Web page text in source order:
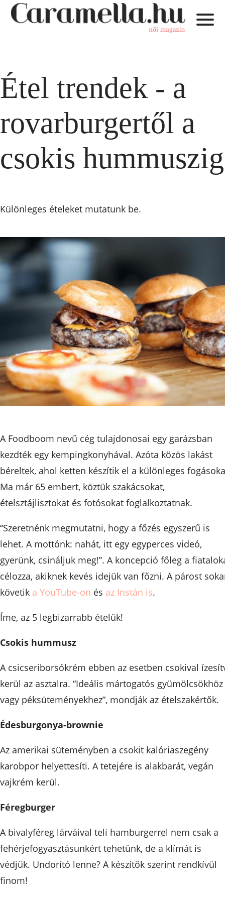
Étel trendek - a
rovarburgertől a
csokis hummuszig
Különleges ételeket mutatunk be.
A Foodboom nevű cég tulajdonosai egy garázsban
kezdték egy kempingkonyhával. Azóta közös lakást
béreltek, ahol ketten készítik el a különleges
Ma már 65 embert, köztük szakácsokat,
ételsztájlisztokat és fotósokat foglalkoztatnak.
“Szeretnénk megmutatni, hogy a főzés egyszerű is
lehet. A mottónk: nahát, itt egy egyperces videó,
gyerünk, csináljuk meg!”. A koncepció főleg a
célozza, akiknek kevés idejük van főzni. A párost
követik a YouTube-on és az Instán is.
Íme, az 5 legbizarrabb ételük!
Csokis hummusz
A csicseriborsókrém ebben az esetben csokival
kerül az asztalra. “Ideális mártogatós gyümölcsökhöz
vagy péksüteményekhez”, mondják az ételszakértők.
Édesburgonya-brownie
Az amerikai süteményben a csokit kalóriaszegény
karobpor helyettesíti. A tetejére is alakbarát, vegán
vajkrém kerül.
Féregburger
A bivalyféreg lárváival teli hamburgerrel nem csak a
fehérjefogyasztásunkért tehetünk, de a klímát is
védjük. Undorító lenne? A készítők szerint rendkívül
finom!